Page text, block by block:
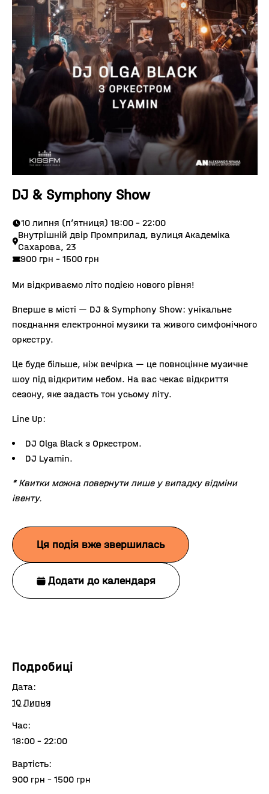
DJ & Symphony Show
10 липня (п’ятниця) 18:00 - 22:00
Внутрішній двір Промприлад, вулиця Академіка
Сахарова, 23
900 грн - 1500 грн
Ми відкриваємо літо подією нового рівня!
Вперше в місті — DJ & Symphony Show: унікальне
поєднання електронної музики та живого симфонічного
оркестру.
Це буде більше, ніж вечірка — це повноцінне музичне
шоу під відкритим небом. На вас чекає відкриття
сезону, яке задасть тон усьому літу.
Line Up:
DJ Olga Black з Оркестром.
DJ Lyamin.
* Квитки можна повернути лише у випадку відміни
івенту.
Ця подія вже звершилась
Додати до календаря
Подробиці
Дата:
10 Липня
Час:
18:00 - 22:00
Вартість:
900 грн - 1500 грн